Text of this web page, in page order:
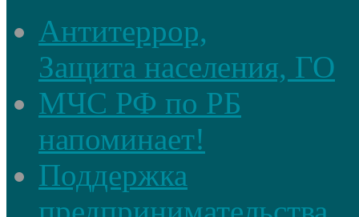
Антитеррор,
Защита населения, ГО
МЧС РФ по РБ
напоминает!
Поддержка